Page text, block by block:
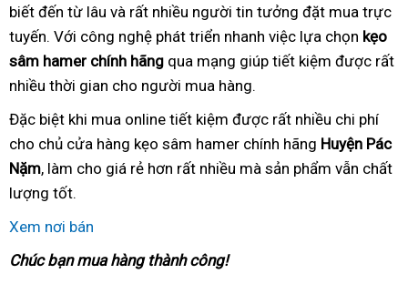
biết đến từ lâu và rất nhiều người tin tưởng đặt mua trực
tuyến. Với công nghệ phát triển nhanh việc lựa chọn kẹo
sâm hamer chính hãng qua mạng giúp tiết kiệm được rất
nhiều thời gian cho người mua hàng.
Đặc biệt khi mua online tiết kiệm được rất nhiều chi phí
cho chủ cửa hàng kẹo sâm hamer chính hãng Huyện Pác
Nặm, làm cho giá rẻ hơn rất nhiều mà sản phẩm vẫn chất
lượng tốt.
Xem nơi bán
Chúc bạn mua hàng thành công!